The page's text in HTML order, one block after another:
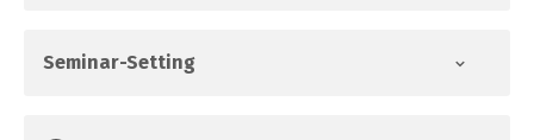
Seminar-Setting